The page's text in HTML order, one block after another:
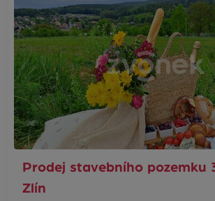
Prodej stavebního pozemku
Zlín